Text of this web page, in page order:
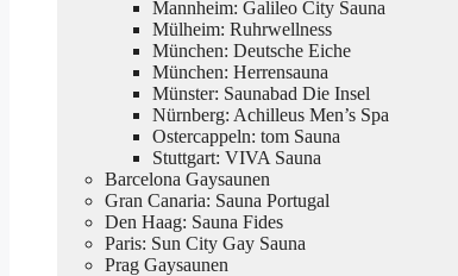
Mannheim: Galileo City Sauna
Mülheim: Ruhrwellness
München: Deutsche Eiche
München: Herrensauna
Münster: Saunabad Die Insel
Nürnberg: Achilleus Men’s Spa
Ostercappeln: tom Sauna
Stuttgart: VIVA Sauna
Barcelona Gaysaunen
Gran Canaria: Sauna Portugal
Den Haag: Sauna Fides
Paris: Sun City Gay Sauna
Prag Gaysaunen